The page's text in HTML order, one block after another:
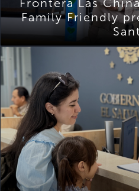
Family Friendly